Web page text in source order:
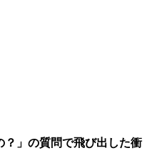
」の質問で飛び出した衝